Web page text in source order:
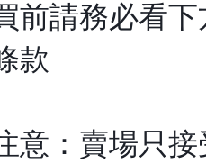
前請務必看
款
意：賣場只